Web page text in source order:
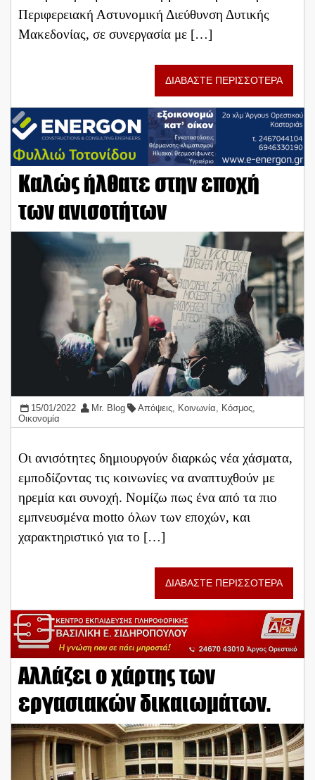
Περιφερειακή Αστυνομική Διεύθυνση Δυτικής
Μακεδονίας, σε συνεργασία με […]
ΔΙΑΒΑΣΤΕ ΠΕΡΙΣΣΟΤΕΡΑ
Καλώς ήλθατε στην εποχή
των ανισοτήτων
15/01/2022 Mr. Blog Απόψεις, Κοινωνία, Κόσμος,
Οικονομία
Οι ανισότητες δημιουργούν διαρκώς νέα χάσματα,
εμποδίζοντας τις κοινωνίες να αναπτυχθούν με
ηρεμία και συνοχή. Νομίζω πως ένα από τα πιο
εμπνευσμένα motto όλων των εποχών, και
χαρακτηριστικό για το […]
ΔΙΑΒΑΣΤΕ ΠΕΡΙΣΣΟΤΕΡΑ
Αλλάζει ο χάρτης των
εργασιακών δικαιωμάτων.